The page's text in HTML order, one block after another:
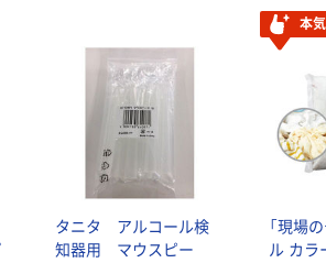
タニタ アルコール検
知器用 マウスピー
本
「現場
ル カラ